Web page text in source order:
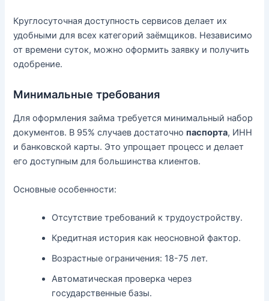
Круглосуточная доступность сервисов делает их
удобными для всех категорий заёмщиков. Независимо
от времени суток, можно оформить заявку и получить
одобрение.
Минимальные требования
Для оформления займа требуется минимальный набор
документов. В 95% случаев достаточнопаспорта, ИНН
и банковской карты. Это упрощает процесс и делает
его доступным для большинства клиентов.
Основные особенности:
Отсутствие требований к трудоустройству.
Кредитная история как неосновной фактор.
Возрастные ограничения: 18-75 лет.
Автоматическая проверка через
государственные базы.